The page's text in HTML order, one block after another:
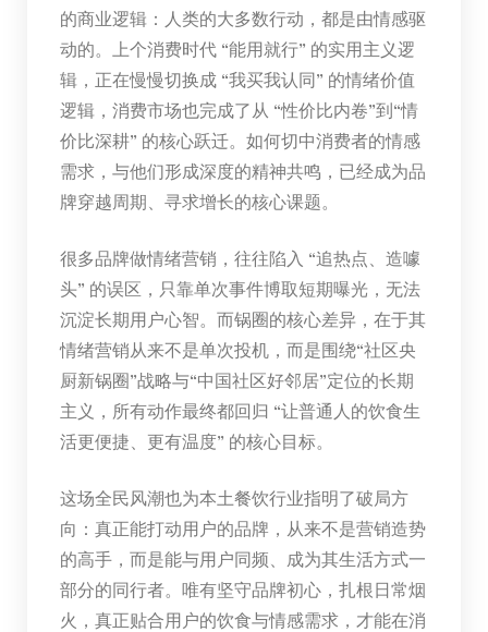
的商业逻辑：人类的大多数行动，都是由情感驱
动的。上个消费时代 “能用就行” 的实用主义逻
辑，正在慢慢切换成 “我买我认同” 的情绪价值
逻辑，消费市场也完成了从 “性价比内卷”到“情
价比深耕” 的核心跃迁。如何切中消费者的情感
需求，与他们形成深度的精神共鸣，已经成为品
牌穿越周期、寻求增长的核心课题。
很多品牌做情绪营销，往往陷入 “追热点、造噱
头” 的误区，只靠单次事件博取短期曝光，无法
沉淀长期用户心智。而锅圈的核心差异，在于其
情绪营销从来不是单次投机，而是围绕“社区央
厨新锅圈”战略与“中国社区好邻居”定位的长期
主义，所有动作最终都回归 “让普通人的饮食生
活更便捷、更有温度” 的核心目标。
这场全民风潮也为本土餐饮行业指明了破局方
向：真正能打动用户的品牌，从来不是营销造势
的高手，而是能与用户同频、成为其生活方式一
部分的同行者。唯有坚守品牌初心，扎根日常烟
火，真正贴合用户的饮食与情感需求，才能在消